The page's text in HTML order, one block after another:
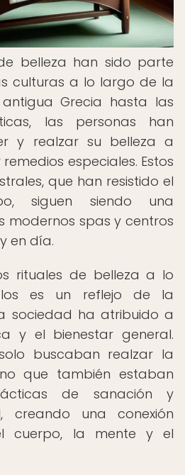
belleza han sido parte
culturas a lo largo de la
Grecia hasta las
las personas han
y realzar su belleza a
especiales. Estos
que han resistido el
siguen siendo una
modernos spas y centros
en día.
rituales de belleza a lo
es un reflejo de la
sociedad ha atribuido a
y el bienestar general.
buscaban realzar la
que también estaban
de sanación y
creando una conexión
cuerpo, la mente y el